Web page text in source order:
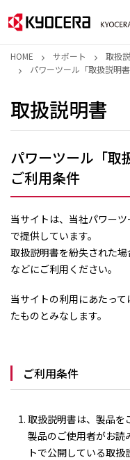
HOME サポート
取扱
パワーツール「取扱説明
取扱説明書
パワーツール「取
ご利用条件
当サイトは、当社パワー
で提供しています。
取扱説明書を紛失された
などにご利用ください。
当サイトの利用にあたっ
たものとみなします。
ご利用条件
取扱説明書は、製品を
製品のご使用者がお読
トで公開している取